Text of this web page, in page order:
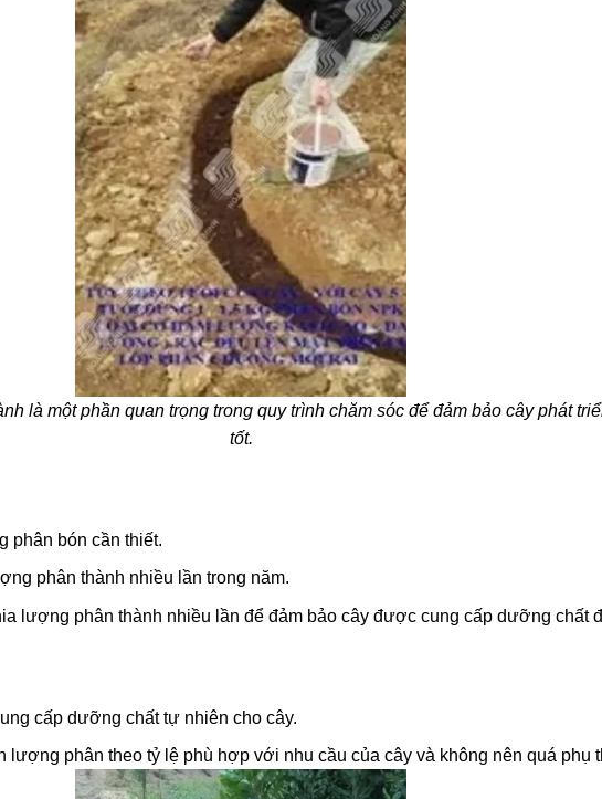
là một phần quan trọng trong quy trình chăm sóc để đảm bảo cây phát
tốt.
phân bón cần thiết.
phân thành nhiều lần trong năm.
lượng phân thành nhiều lần để đảm bảo cây được cung cấp dưỡng chất
cấp dưỡng chất tự nhiên cho cây.
lượng phân theo tỷ lệ phù hợp với nhu cầu của cây và không nên quá phụ